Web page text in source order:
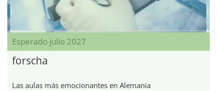
Esperado julio 2027
forscha
Las aulas más emocionantes en Alemania